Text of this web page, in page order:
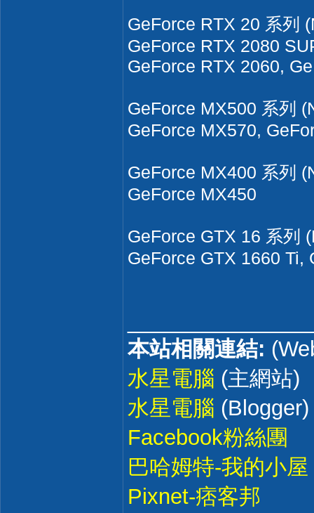
GeForce RTX 20 系列
GeForce RTX 2080
GeForce RTX 2060,
GeForce MX500 系列
GeForce MX570,
GeForce MX400 系列
GeForce MX450
GeForce GTX 16 系列
GeForce GTX 1660 Ti,
本站相關連結:
水星電腦 (主網站)
水星電腦 (Blogger)
Facebook粉絲團
巴哈姆特-我的小屋
Pixnet-痞客邦